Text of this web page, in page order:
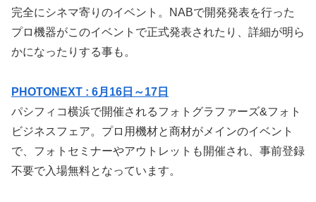
完全にシネマ寄りのイベント。NABで開発発表を行った
プロ機器がこのイベントで正式発表されたり、詳細が明ら
かになったりする事も。
PHOTONEXT : 6月16日～17日
パシフィコ横浜で開催されるフォトグラファーズ&フォト
ビジネスフェア。プロ用機材と商材がメインのイベント
で、フォトセミナーやアウトレットも開催され、事前登録
不要で入場無料となっています。